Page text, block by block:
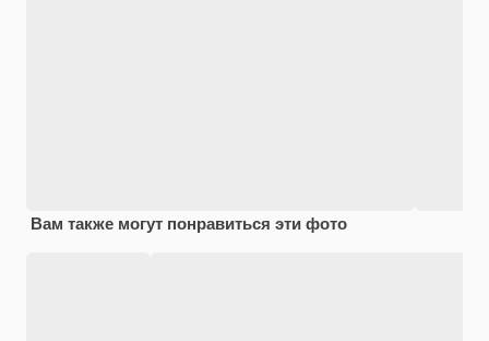
Вам также могут понравиться эти фото